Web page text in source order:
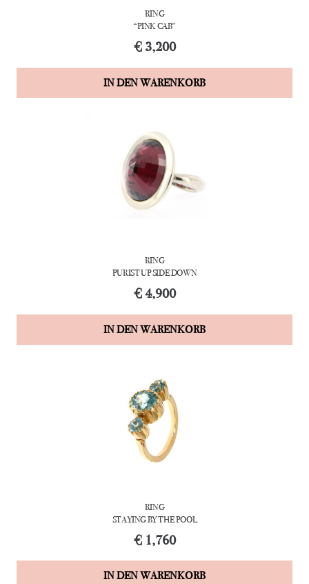
RING
“PINK CAB”
€3,200
IN DEN WARENKORB
RING
PURIST UP SIDE DOWN
€4,900
IN DEN WARENKORB
RING
STAYING BY THE POOL
€1,760
IN DEN WARENKORB